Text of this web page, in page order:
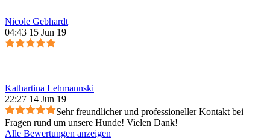
Nicole Gebhardt
04:43 15 Jun 19
Kathartina Lehmannski
22:27 14 Jun 19
Sehr freundlicher und professioneller Kontakt bei
Fragen rund um unsere Hunde! Vielen Dank!
Alle Bewertungen anzeigen